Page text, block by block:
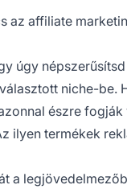
az affiliate
úgy
niche-
észre
ilyen termékek
a